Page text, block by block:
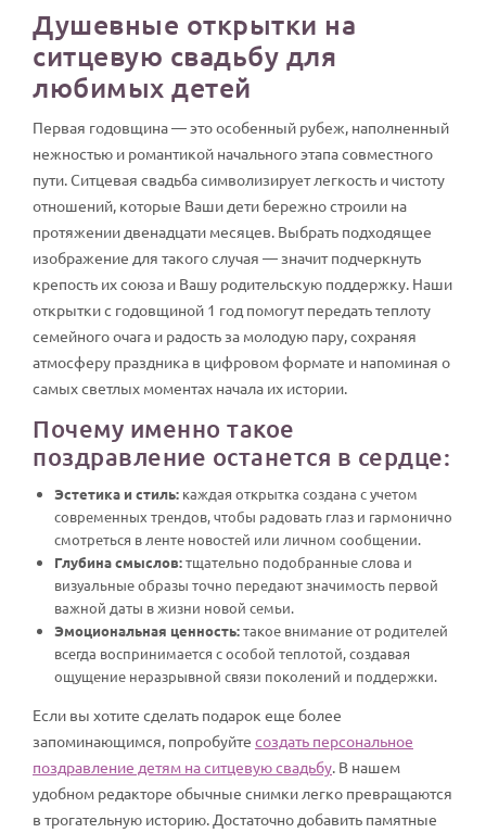
Душевные открытки на
ситцевую свадьбу для
любимых детей
Первая годовщина — это особенный рубеж, наполненный
нежностью и романтикой начального этапа совместного
пути. Ситцевая свадьба символизирует легкость и чистоту
отношений, которые Ваши дети бережно строили на
протяжении двенадцати месяцев. Выбрать подходящее
изображение для такого случая — значит подчеркнуть
крепость их союза и Вашу родительскую поддержку. Наши
открытки с годовщиной 1 год помогут передать теплоту
семейного очага и радость за молодую пару, сохраняя
атмосферу праздника в цифровом формате и напоминая о
самых светлых моментах начала их истории.
Почему именно такое
поздравление останется в сердце:
Эстетика и стиль: каждая открытка создана с учетом
современных трендов, чтобы радовать глаз и гармонично
смотреться в ленте новостей или личном сообщении.
Глубина смыслов:тщательно подобранные слова и
визуальные образы точно передают значимость первой
важной даты в жизни новой семьи.
Эмоциональная ценность:такое внимание от родителей
всегда воспринимается с особой теплотой, создавая
ощущение неразрывной связи поколений и поддержки.
Если вы хотите сделать подарок еще более
запоминающимся, попробуйте создать персональное
поздравление детям на ситцевую свадьбу. В нашем
удобном редакторе обычные снимки легко превращаются
в трогательную историю. Достаточно добавить памятные